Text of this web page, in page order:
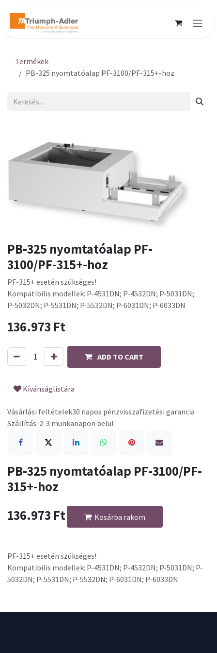
Termékek
PB-325 nyomtatóalap PF-3100/PF-315+-hoz
PB-325 nyomtatóalap PF-
3100/PF-315+-hoz
PF-315+ esetén szükséges!
Kompatibilis modellek: P-4531DN; P-4532DN; P-5031DN;
P-5032DN; P-5531DN; P-5532DN; P-6031DN; P-6033DN
136.973 Ft
ADD TO CART
Kívánságlistára
Vásárlási feltételek30 napos pénzvisszafizetési garancia
Szállítás: 2-3 munkanapon belül
PB-325 nyomtatóalap PF-3100/PF-
315+-hoz
136.973 Ft Kosárba rakom
PF-315+ esetén szükséges!
Kompatibilis modellek: P-4531DN; P-4532DN; P-5031DN; P-
5032DN; P-5531DN; P-5532DN; P-6031DN; P-6033DN